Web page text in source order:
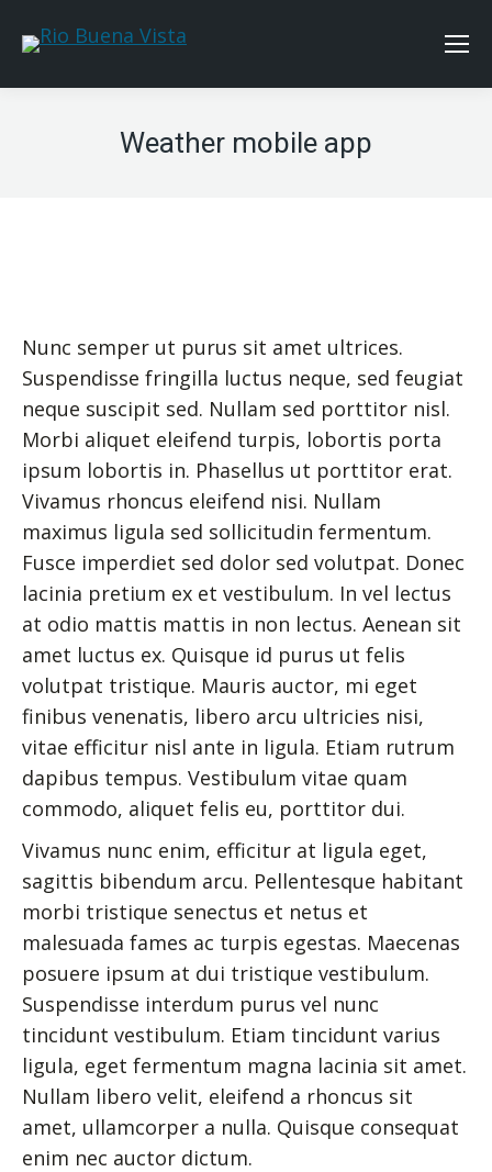
Weather mobile app
Nunc semper ut purus sit amet ultrices.
Suspendisse fringilla luctus neque, sed feugiat
neque suscipit sed. Nullam sed porttitor nisl.
Morbi aliquet eleifend turpis, lobortis porta
ipsum lobortis in. Phasellus ut porttitor erat.
Vivamus rhoncus eleifend nisi. Nullam
maximus ligula sed sollicitudin fermentum.
Fusce imperdiet sed dolor sed volutpat. Donec
lacinia pretium ex et vestibulum. In vel lectus
at odio mattis mattis in non lectus. Aenean sit
amet luctus ex. Quisque id purus ut felis
volutpat tristique. Mauris auctor, mi eget
finibus venenatis, libero arcu ultricies nisi,
vitae efficitur nisl ante in ligula. Etiam rutrum
dapibus tempus. Vestibulum vitae quam
commodo, aliquet felis eu, porttitor dui.
Vivamus nunc enim, efficitur at ligula eget,
sagittis bibendum arcu. Pellentesque habitant
morbi tristique senectus et netus et
malesuada fames ac turpis egestas. Maecenas
posuere ipsum at dui tristique vestibulum.
Suspendisse interdum purus vel nunc
tincidunt vestibulum. Etiam tincidunt varius
ligula, eget fermentum magna lacinia sit amet.
Nullam libero velit, eleifend a rhoncus sit
amet, ullamcorper a nulla. Quisque consequat
enim nec auctor dictum.